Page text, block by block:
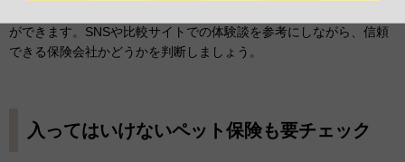
ができます。SNSや比較サイトでの体験談を参考にしながら、信頼
できる保険会社かどうかを判断しましょう。
入ってはいけないペット保険も要チェック